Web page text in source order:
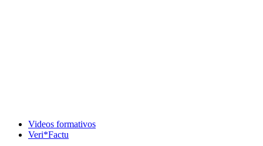
Videos formativos
Veri*Factu